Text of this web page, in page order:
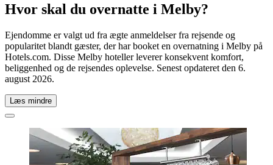
Hvor skal du overnatte i Melby?
Ejendomme er valgt ud fra ægte anmeldelser fra rejsende og
popularitet blandt gæster, der har booket en overnatning i Melby på
Hotels.com. Disse Melby hoteller leverer konsekvent komfort,
beliggenhed og de rejsendes oplevelse. Senest opdateret den 6.
august 2026.
Læs mindre